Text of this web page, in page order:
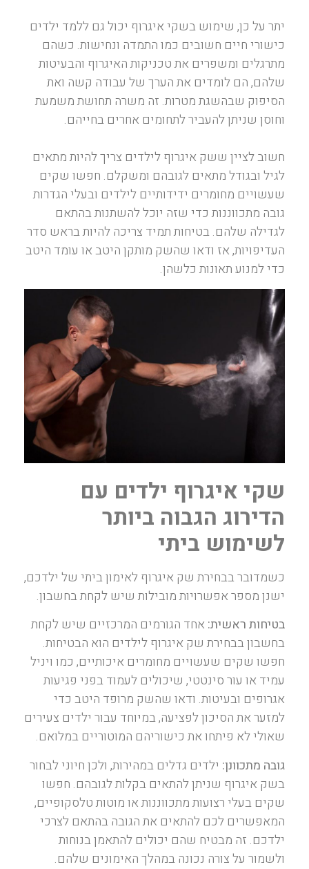
יתר על כן, שימוש בשקי איגרוף יכול גם ללמד ילדים
כישורי חיים חשובים כמו התמדה ונחישות. כשהם
מתרגלים ומשפרים את טכניקות האיגרוף והבעיטות
שלהם, הם לומדים את הערך של עבודה קשה ואת
הסיפוק שבהשגת מטרות. זה משרה תחושת משמעת
וחוסן שניתן להעביר לתחומים אחרים בחייהם.
חשוב לציין ששק איגרוף לילדים צריך להיות מתאים
לגיל ובגודל מתאים לגובהם ומשקלם. חפשו שקים
שעשויים מחומרים ידידותיים לילדים ובעלי הגדרות
גובה מתכווננות כדי שזה יוכל להשתנות בהתאם
לגדילה שלהם. בטיחות תמיד צריכה להיות בראש סדר
העדיפויות, אז ודאו שהשק מותקן היטב או עומד היטב
כדי למנוע תאונות כלשהן.
שקי איגרוף ילדים עם
הדירוג הגבוה ביותר
לשימוש ביתי
כשמדובר בבחירת שק איגרוף לאימון ביתי של ילדכם,
ישנן מספר אפשרויות מובילות שיש לקחת בחשבון.
בטיחות ראשית: אחד הגורמים המרכזיים שיש לקחת
בחשבון בבחירת שק איגרוף לילדים הוא הבטיחות.
חפשו שקים שעשויים מחומרים איכותיים, כמו ויניל
עמיד או עור סינטטי, שיכולים לעמוד בפני פגיעות
אגרופים ובעיטות. ודאו שהשק מרופד היטב כדי
למזער את הסיכון לפציעה, במיוחד עבור ילדים צעירים
שאולי לא פיתחו את כישוריהם המוטוריים במלואם.
גובה מתכוונן: ילדים גדלים במהירות, ולכן חיוני לבחור
בשק איגרוף שניתן להתאים בקלות לגובהם. חפשו
שקים בעלי רצועות מתכווננות או מוטות טלסקופיים,
המאפשרים לכם להתאים את הגובה בהתאם לצרכי
ילדכם. זה מבטיח שהם יכולים להתאמן בנוחות
ולשמור על צורה נכונה במהלך האימונים שלהם.